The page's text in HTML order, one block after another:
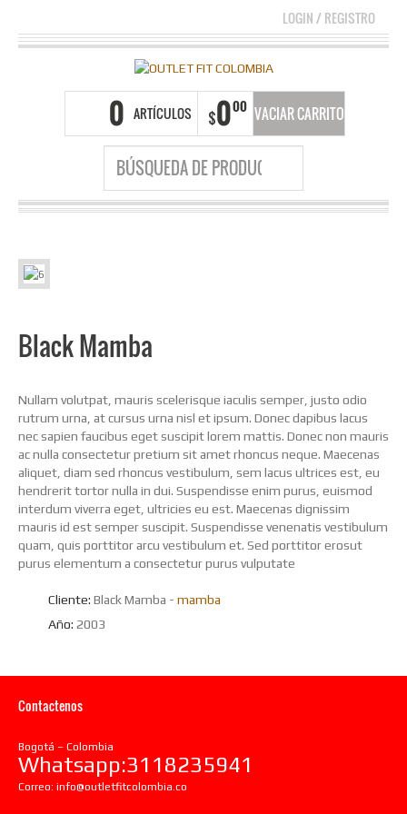
LOGIN/REGISTRO
0 ARTÍCULOS $000 VACIAR CARRITO
Black Mamba
Nullam volutpat, mauris scelerisque iaculis semper, justo odio
rutrum urna, at cursus urna nisl et ipsum. Donec dapibus lacus
nec sapien faucibus eget suscipit lorem mattis. Donec non mauris
ac nulla consectetur pretium sit amet rhoncus neque. Maecenas
aliquet, diam sed rhoncus vestibulum, sem lacus ultrices est, eu
hendrerit tortor nulla in dui. Suspendisse enim purus, euismod
interdum viverra eget, ultricies eu est. Maecenas dignissim
mauris id est semper suscipit. Suspendisse venenatis vestibulum
quam, quis porttitor arcu vestibulum et. Sed porttitor erosut
purus elementum a consectetur purus vulputate
Cliente: Black Mamba - mamba
Año: 2003
Contactenos
Bogotá – Colombia
Whatsapp:3118235941
Correo: info@outletfitcolombia.co